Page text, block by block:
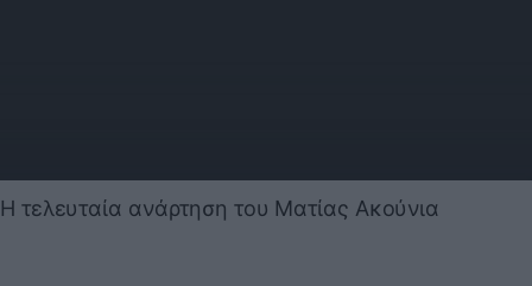
Η τελευταία ανάρτηση του Ματίας Ακούνια